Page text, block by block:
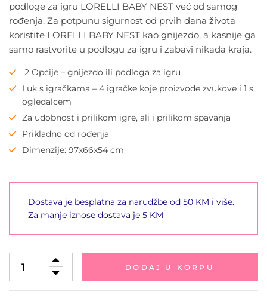
podloge za igru LORELLI BABY NEST već od samog
rođenja. Za potpunu sigurnost od prvih dana života
koristite LORELLI BABY NEST kao gnijezdo, a kasnije ga
samo rastvorite u podlogu za igru i zabavi nikada kraja.
2 Opcije – gnijezdo ili podloga za igru
Luk s igračkama – 4 igračke koje proizvode zvukove i 1 s
ogledalcem
Za udobnost i prilikom igre, ali i prilikom spavanja
Prikladno od rođenja
Dimenzije: 97x66x54 cm
Dostava je besplatna za narudžbe od 50 KM i više.
Za manje iznose dostava je 5 KM
DODAJ U KORPU